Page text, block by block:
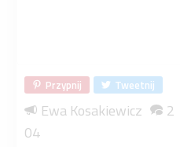
Przypnij Tweetnij
Ewa Kosakiewicz 2
04